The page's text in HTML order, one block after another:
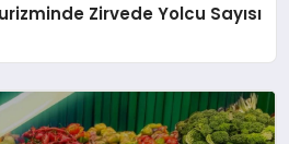
Zirvede Yolcu Sayısı